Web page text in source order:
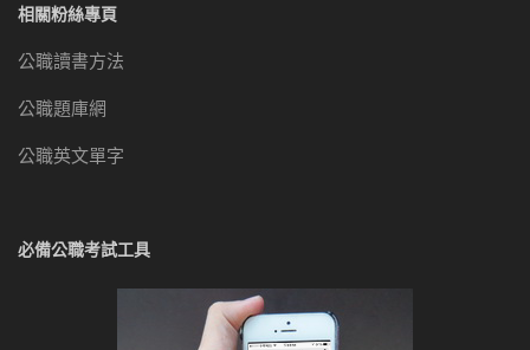
相關粉絲專頁
公職讀書方法
公職題庫網
公職英文單字
必備公職考試工具